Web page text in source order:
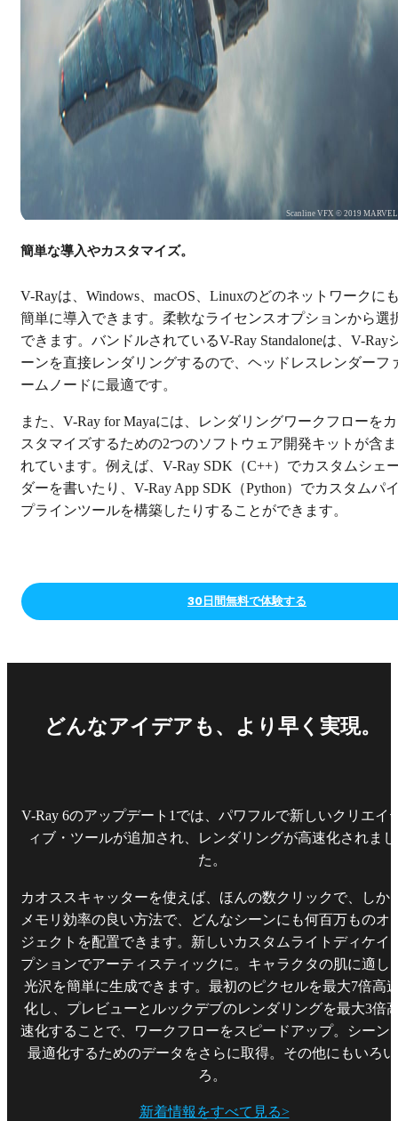
Scanline VFX © 2019 MARVEL
簡単な導入やカスタマイズ。
V-Rayは、Windows、macOS、Linuxのどのネットワークに
簡単に導入できます。柔軟なライセンスオプションから選
できます。バンドルされているV-Ray Standaloneは、V-Ray
ーンを直接レンダリングするので、ヘッドレスレンダーフ
ームノードに最適です。
また、V-Ray for Mayaには、レンダリングワークフローをカ
スタマイズするための2つのソフトウェア開発キットが含ま
れています。例えば、V-Ray SDK（C++）でカスタムシェ
ダーを書いたり、V-Ray App SDK（Python）でカスタムパ
プラインツールを構築したりすることができます。
30日間無料で体験する
どんなアイデアも、より早く実現。
V-Ray 6のアップデート1では、パワフルで新しいクリエイ
ィブ・ツールが追加され、レンダリングが高速化されまし
た。
カオススキャッターを使えば、ほんの数クリックで、しか
メモリ効率の良い方法で、どんなシーンにも何百万ものオ
ジェクトを配置できます。新しいカスタムライトディケイ
プションでアーティスティックに。キャラクタの肌に適し
光沢を簡単に生成できます。最初のピクセルを最大7倍高
化し、プレビューとルックデブのレンダリングを最大3倍
速化することで、ワークフローをスピードアップ。シーン
最適化するためのデータをさらに取得。その他にもいろい
ろ。
新着情報をすべて見る>